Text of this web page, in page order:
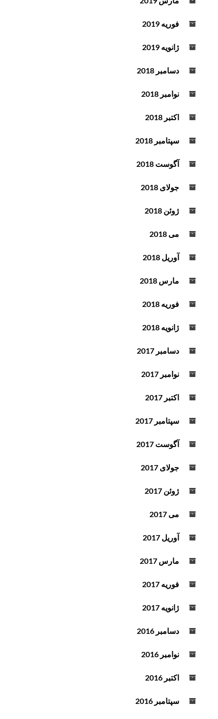
فوریه 2019
ژانویه 2019
دسامبر 2018
نوامبر 2018
اکتبر 2018
سپتامبر 2018
آگوست 2018
جولای 2018
ژوئن 2018
می 2018
آوریل 2018
مارس 2018
فوریه 2018
ژانویه 2018
دسامبر 2017
نوامبر 2017
اکتبر 2017
سپتامبر 2017
آگوست 2017
جولای 2017
ژوئن 2017
می 2017
آوریل 2017
مارس 2017
فوریه 2017
ژانویه 2017
دسامبر 2016
نوامبر 2016
اکتبر 2016
سپتامبر 2016